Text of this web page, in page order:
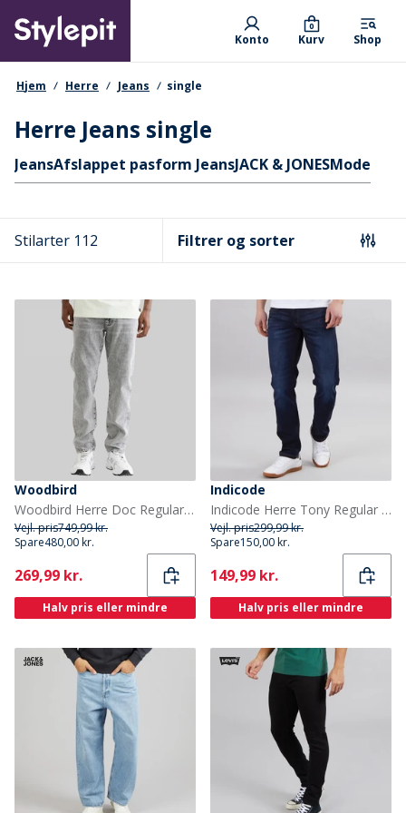
main
content
Primary departments
Konto Kurv
0
Shop
navigationssti
Hjem Herre Jeans single
Herre Jeans single
Hurtige links
JeansAfslappet pasform JeansJACK & JONESMode
Stilarter 112 Filtrer og sorter
Woodbird
Woodbird Herre Doc Regular Tapered Jeans Grå
Vejl. pris749,99 kr.
Spare480,00 kr.
Current
269,99 kr.
Halv pris eller mindre
Indicode
Indicode Herre Tony Regular Fit Jeans Mørkeblå
Vejl. pris299,99 kr.
Spare150,00 kr.
Current
149,99 kr.
Halv pris eller mindre